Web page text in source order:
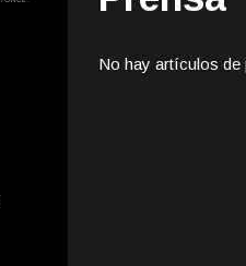
No hay artículos de